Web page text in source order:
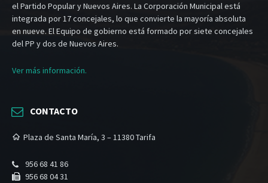
el Partido Popular y Nuevos Aires. La Corporación Municipal está
integrada por 17 concejales, lo que convierte la mayoría absoluta
en nueve. El Equipo de gobierno está formado por siete concejales
del PP y dos de Nuevos Aires.
Ver más información.
CONTACTO
Plaza de Santa María, 3 – 11380 Tarifa
956 68 41 86
956 68 04 31